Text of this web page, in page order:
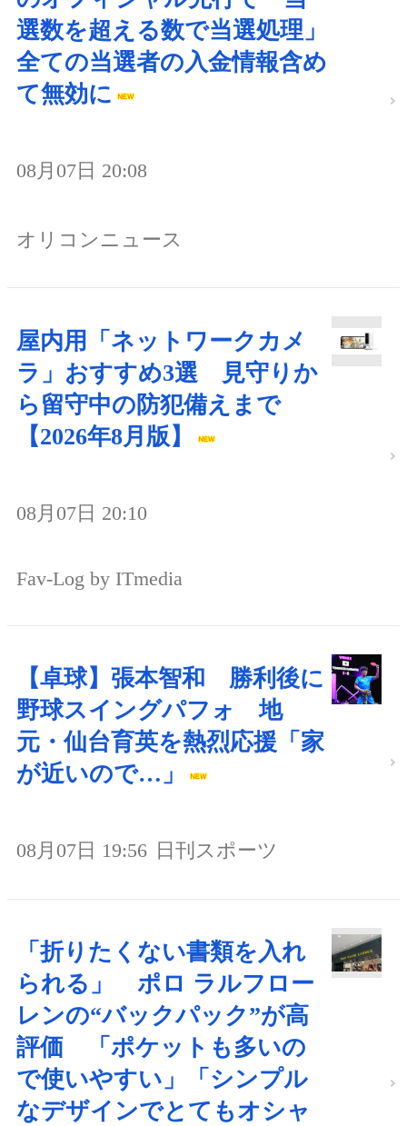
選数を超える数で当選処理」
全ての当選者の入金情報含め
て無効に
08月07日 20:08
オリコンニュース
屋内用「ネットワークカメ
ラ」おすすめ3選 見守りか
ら留守中の防犯備えまで
【2026年8月版】
08月07日 20:10
Fav-Log by ITmedia
【卓球】張本智和 勝利後に
野球スイングパフォ 地
元・仙台育英を熱烈応援「家
が近いので…」
08月07日 19:56 日刊スポーツ
「折りたくない書類を入れ
られる」 ポロ ラルフロー
レンの“バックパック”が高
評価 「ポケットも多いの
で使いやすい」「シンプル
なデザインでとてもオシャ